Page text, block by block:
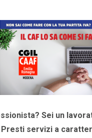
Sei un
Presti servizi a